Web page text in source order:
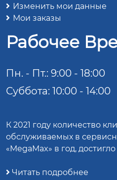
Изменить мои данные
Мои заказы
Рабочее
Пн. - Пт.: 9:00 - 18:00
Суббота: 10:00 - 14:00
К 2021 году количество
обслуживаемых в
«MegaMax» в год,
Читать подробнее